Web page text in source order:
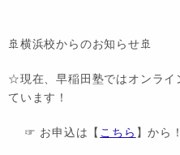
🚢横浜校からのお知らせ🚢
☆現在、早稲田塾ではオンライ
ています！
☞ お申込は【 こちら 】から！